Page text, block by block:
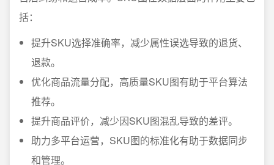
括：
提升SKU选择准确率，减少属性误选导致的退货、
退款。
优化商品流量分配，高质量SKU图有助于平台算法
推荐。
提升商品评价，减少因SKU图混乱导致的差评。
助力多平台运营，SKU图的标准化有助于数据同步
和管理。